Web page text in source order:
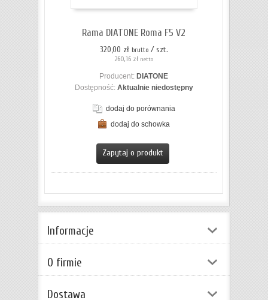
Rama DIATONE Roma F5 V2
320,00 zł brutto / szt.
260,16 zł netto
Producent: DIATONE
Dostępność: Aktualnie niedostępny
dodaj do porównania
dodaj do schowka
Zapytaj o produkt
Informacje
O firmie
Dostawa